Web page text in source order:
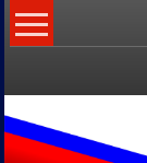
Skip
to